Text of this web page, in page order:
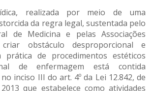
realizada por meio de uma
da regra legal, sustentada pelo
de Medicina e pelas Associações
obstáculo desproporcional e
prática de procedimentos estéticos
de enfermagem está contida
inciso III do art. 4º da Lei 12.842, de
que estabelece como atividades